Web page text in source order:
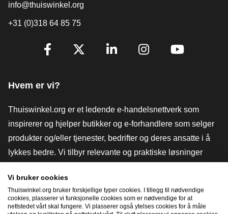
info@thuiswinkel.org
+31 (0)318 64 85 75
[_General:SocialMediaTitle]
Hvem er vi?
Thuiswinkel.org er et ledende e-handelsnettverk som
inspirerer og hjelper butikker og e-forhandlere som selger
produkter og/eller tjenester, bedrifter og deres ansatte i å
lykkes bedre. Vi tilbyr relevante og praktiske løsninger
verktøy og råd, advokatvirksomhet, markedsundersøkelser,
og har vår egen utdanningsplattform, Thuiswinkel e-
Academy.
Vi bruker cookies
Thuiswinkel.org bruker forskjellige typer cookies. I tillegg til nødvendige
cookies, plasserer vi funksjonelle cookies som er nødvendige for at
nettstedet vårt skal fungere. Vi plasserer også ytelses cookies for å måle